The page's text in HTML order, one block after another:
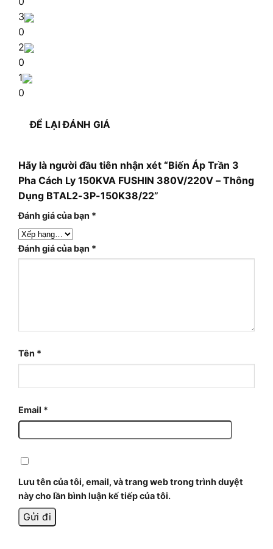
3
0
2
0
1
0
ĐỂ LẠI ĐÁNH GIÁ
Hãy là người đầu tiên nhận xét “Biến Áp Trần 3
Pha Cách Ly 150KVA FUSHIN 380V/220V – Thông
Dụng BTAL2-3P-150K38/22”
Đánh giá của bạn *
Đánh giá của bạn *
Tên *
Email *
Lưu tên của tôi, email, và trang web trong trình duyệt
này cho lần bình luận kế tiếp của tôi.